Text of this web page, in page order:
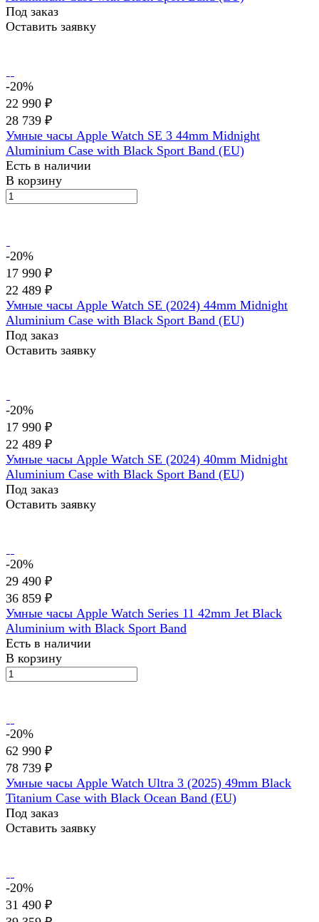
Под заказ
Оставить заявку
-20%
22 990 ₽
28 739 ₽
Умные часы Apple Watch SE 3 44mm Midnight
Aluminium Case with Black Sport Band (EU)
Есть в наличии
В корзину
-20%
17 990 ₽
22 489 ₽
Умные часы Apple Watch SE (2024) 44mm Midnight
Aluminium Case with Black Sport Band (EU)
Под заказ
Оставить заявку
-20%
17 990 ₽
22 489 ₽
Умные часы Apple Watch SE (2024) 40mm Midnight
Aluminium Case with Black Sport Band (EU)
Под заказ
Оставить заявку
-20%
29 490 ₽
36 859 ₽
Умные часы Apple Watch Series 11 42mm Jet Black
Aluminium with Black Sport Band
Есть в наличии
В корзину
-20%
62 990 ₽
78 739 ₽
Умные часы Apple Watch Ultra 3 (2025) 49mm Black
Titanium Case with Black Ocean Band (EU)
Под заказ
Оставить заявку
-20%
31 490 ₽